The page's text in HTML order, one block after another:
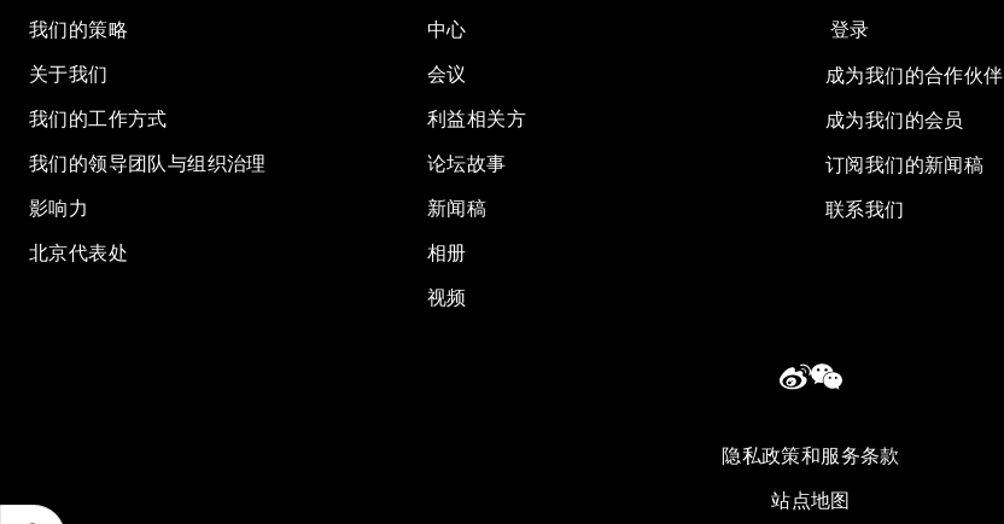
我们的策略
关于我们
我们的工作方式
我们的领导团队与组织治理
影响力
北京代表处
中心
会议
利益相关方
论坛故事
新闻稿
相册
视频
登录
成为我们的合作伙伴
成为我们的会员
订阅我们的新闻稿
联系我们
隐私政策和服务条款
站点地图